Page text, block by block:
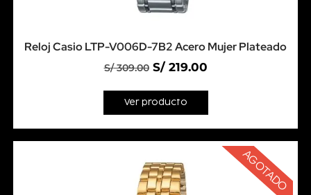
Reloj Casio LTP-V006D-7B2 Acero Mujer Plateado
S/309.00 S/219.00
Ver producto
AGOTADO